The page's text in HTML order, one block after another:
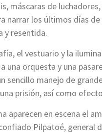
máscaras de
narrar los últimos días
y resentida.
el vestuario y la
una orquesta y una
sencillo manejo de
prisión, así como
aparecen en escena el
Pilpatoé, general